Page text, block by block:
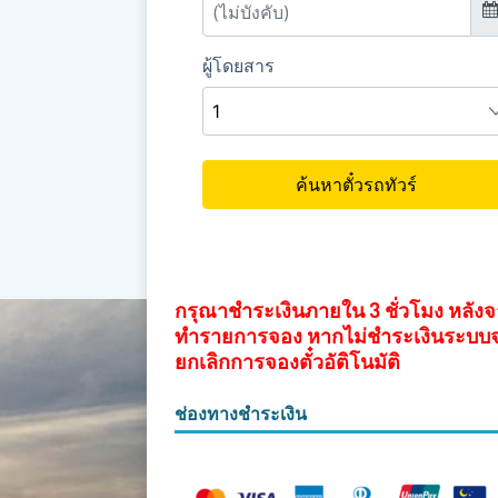
กรุณาชำระเงินภายใน 3 ชั่วโมง หลัง
ทำรายการจอง หากไม่ชำระเงินระบบ
ยกเลิกการจองตั๋วอัติโนมัติ
ช่องทางชำระเงิน